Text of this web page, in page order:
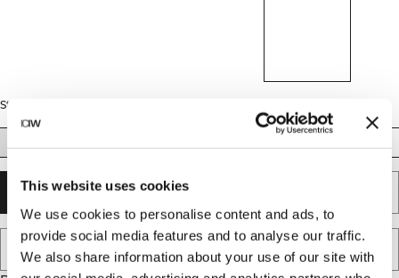
This website uses cookies
We use cookies to personalise content and ads, to
provide social media features and to analyse our traffic.
We also share information about your use of our site with
Størrelse
TILFØJ TIL KURV
TILFØJ TIL ØNSKESKYEN